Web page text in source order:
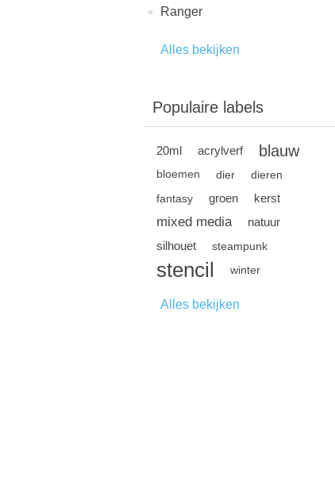
Ranger
Alles bekijken
Populaire labels
20ml acrylverf blauw
bloemen dier
dieren
fantasy
groen kerst
mixed media
natuur
silhouet
steampunk
stencil winter
Alles bekijken